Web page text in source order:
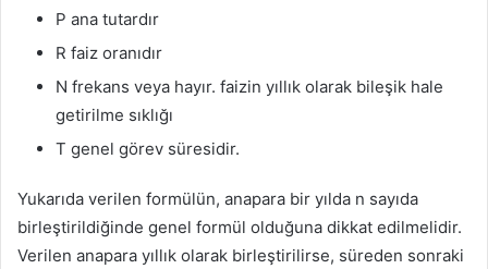
P ana tutardır
R faiz oranıdır
N frekans veya hayır. faizin yıllık olarak bileşik hale
getirilme sıklığı
T genel görev süresidir.
Yukarıda verilen formülün, anapara bir yılda n sayıda
birleştirildiğinde genel formül olduğuna dikkat edilmelidir.
Verilen anapara yıllık olarak birleştirilirse, süreden sonraki